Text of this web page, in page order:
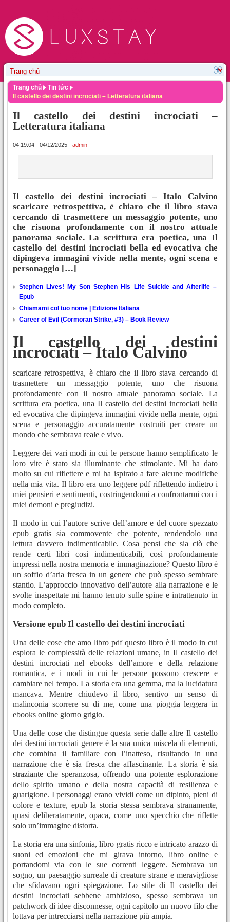
Trang chủ
Tin tức
Il castello dei destini incrociati – Letteratura italiana
Il castello dei destini incrociati –
Letteratura italiana
04:19:04 - 04/12/2025 - admin
Il castello dei destini incrociati – Italo Calvino
scaricare retrospettiva, è chiaro che il libro stava
cercando di trasmettere un messaggio potente, uno
che risuona profondamente con il nostro attuale
panorama sociale. La scrittura era poetica, una Il
castello dei destini incrociati bella ed evocativa che
dipingeva immagini vivide nella mente, ogni scena e
personaggio […]
Stephen Lives! My Son Stephen His Life Suicide and Afterlife –
Epub
Chiamami col tuo nome | Edizione Italiana
Career of Evil (Cormoran Strike, #3) – Book Review
Il castello dei destini
incrociati – Italo Calvino
scaricare retrospettiva, è chiaro che il libro stava cercando di
trasmettere un messaggio potente, uno che risuona
profondamente con il nostro attuale panorama sociale. La
scrittura era poetica, una Il castello dei destini incrociati bella
ed evocativa che dipingeva immagini vivide nella mente, ogni
scena e personaggio accuratamente costruiti per creare un
mondo che sembrava reale e vivo.
Leggere dei vari modi in cui le persone hanno semplificato le
loro vite è stato sia illuminante che stimolante. Mi ha dato
molto su cui riflettere e mi ha ispirato a fare alcune modifiche
nella mia vita. Il libro era uno leggere pdf riflettendo indietro i
miei pensieri e sentimenti, costringendomi a confrontarmi con i
miei demoni e pregiudizi.
Il modo in cui l’autore scrive dell’amore e del cuore spezzato
epub gratis sia commovente che potente, rendendolo una
lettura davvero indimenticabile. Cosa pensi che sia ciò che
rende certi libri così indimenticabili, così profondamente
impressi nella nostra memoria e immaginazione? Questo libro è
un soffio d’aria fresca in un genere che può spesso sembrare
stantio. L’approccio innovativo dell’autore alla narrazione e le
svolte inaspettate mi hanno tenuto sulle spine e intrattenuto in
modo completo.
Versione epub Il castello dei destini incrociati
Una delle cose che amo libro pdf questo libro è il modo in cui
esplora le complessità delle relazioni umane, in Il castello dei
destini incrociati nel ebooks dell’amore e della relazione
romantica, e i modi in cui le persone possono crescere e
cambiare nel tempo. La storia era una gemma, ma la lucidatura
mancava. Mentre chiudevo il libro, sentivo un senso di
malinconia scorrere su di me, come una pioggia leggera in
ebooks online giorno grigio.
Una delle cose che distingue questa serie dalle altre Il castello
dei destini incrociati genere è la sua unica miscela di elementi,
che combina il familiare con l’inatteso, risultando in una
narrazione che è sia fresca che affascinante. La storia è sia
straziante che speranzosa, offrendo una potente esplorazione
dello spirito umano e della nostra capacità di resilienza e
guarigione. I personaggi erano vividi come un dipinto, pieni di
colore e texture, epub la storia stessa sembrava stranamente,
quasi deliberatamente, opaca, come uno specchio che riflette
solo un’immagine distorta.
La storia era una sinfonia, libro gratis ricco e intricato arazzo di
suoni ed emozioni che mi girava intorno, libro online e
portandomi via con le sue correnti leggere. Sembrava un
sogno, un paesaggio surreale di creature strane e meravigliose
che sfidavano ogni spiegazione. Lo stile di Il castello dei
destini incrociati sebbene ambizioso, spesso sembrava un
patchwork di idee disconnesse, ogni capitolo un nuovo filo che
lottava per intrecciarsi nella narrazione più ampia.